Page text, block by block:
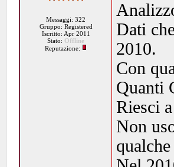
Messaggi: 322
Gruppo: Registered
Iscritto: Apr 2011
Stato: Offline
Reputazione:
Dati
2010.
Con
Quanti
Riesci
Non